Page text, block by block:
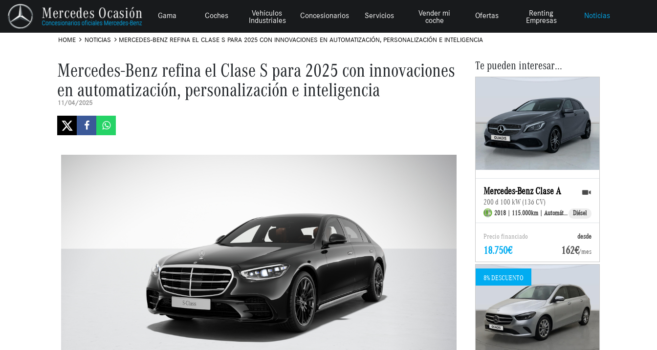
Gama Coches Vehículos
Industriales
Concesionarios Servicios Vender mi
coche
Ofertas Renting
Empresas
Noticias
HOME NOTICIAS MERCEDES-BENZ REFINA EL CLASE S PARA 2025 CON INNOVACIONES EN AUTOMATIZACIÓN, PERSONALIZACIÓN E INTELIGENCIA
Mercedes-Benz refina el Clase S para 2025 con innovaciones
en automatización, personalización e inteligencia
11/04/2025
Te pueden interesar...
Mercedes-Benz Clase A
200 d 100 kW (136 CV)
2018 | 115.000km | Automático Diésel
Precio financiado desde
18.750€ 162€/mes
8% DESCUENTO